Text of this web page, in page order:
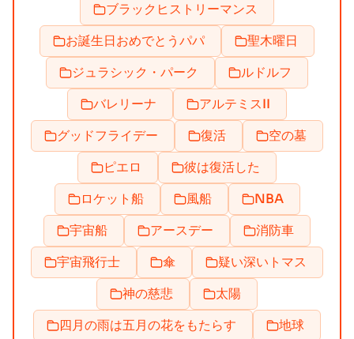
ブラックヒストリーマンス
お誕生日おめでとうパパ
聖木曜日
ジュラシック・パーク
ルドルフ
バレリーナ
アルテミスII
グッドフライデー
復活
空の墓
ピエロ
彼は復活した
ロケット船
風船
NBA
宇宙船
アースデー
消防車
宇宙飛行士
傘
疑い深いトマス
神の慈悲
太陽
四月の雨は五月の花をもたらす
地球